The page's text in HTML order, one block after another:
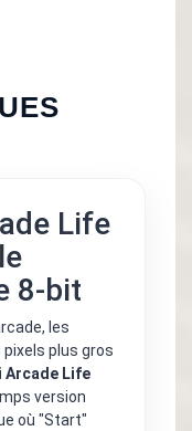
Life
8-bit
les
plus gros
Arcade Life
version
où "Start"